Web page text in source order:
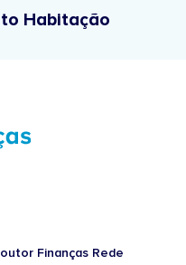
Habitação
Finanças Rede